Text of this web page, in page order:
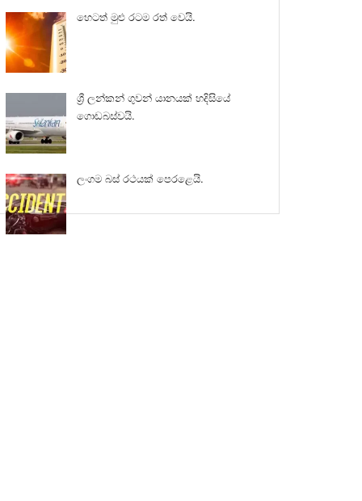
හෙටත් මුළු රටම රත් වෙයි.
ශ්‍රී ලන්කන් ගුවන් යානයක් හදිසියේ
ගොඩබස්වයි.
ලංගම බස් රථයක් පෙරළෙයි.